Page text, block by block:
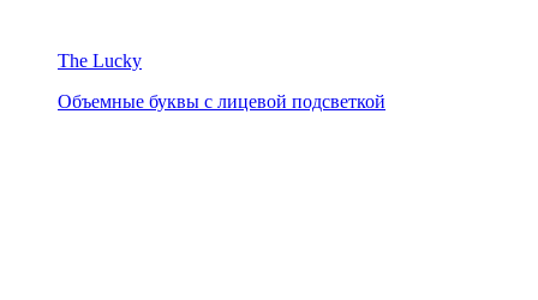
The Lucky
Объемные буквы с лицевой подсветкой